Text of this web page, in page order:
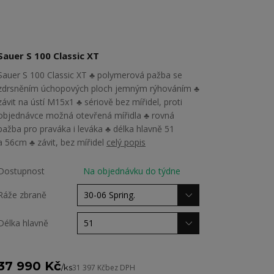
S 100 Classic XT
S 100 Classic XT ♣ polymerová pažba se
úchopových ploch jemným rýhováním ♣
na ústí M15x1 ♣ sériově bez mířidel, proti
možná otevřená mířidla ♣ rovná
pro praváka i leváka ♣ délka hlavně 51
56cm ♣ závit, bez mířidel celý popis
Na objednávku do týdne
zbraně
hlavně
990 Kč/ks31 397 Kčbez DPH